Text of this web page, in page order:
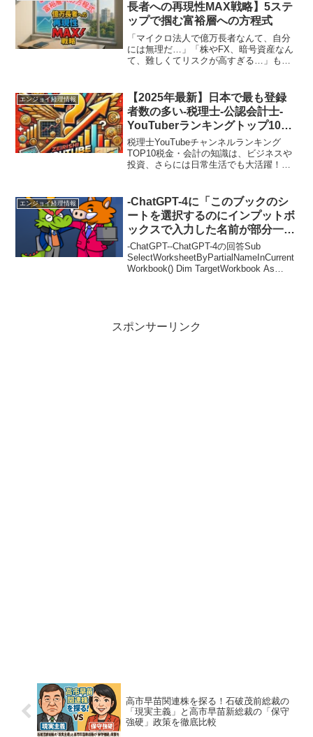
長者への再現性MAX戦略】5ステ
ップで掴む富裕層への方程式
「マイクロ法人で億万長者なんて、自分
には無理だ…」「株やFX、暗号資産なん
て、難しくてリスクが高すぎる…」もし
変える招待状」です。断言させてくださ
い。マイクロ法人こそが...
エンジョイ経理情報
【2025年最新】日本で最も登録
者数の多い-税理士-公認会計士-
YouTuberランキングトップ10～
1位は誰だ？～
税理士YouTubeチャンネルランキング
TOP10税金・会計の知識は、ビジネスや
投資、さらには日常生活でも大活躍！専
月10日時点の登録者数を基準に、10位
か...
エンジョイ経理情報
-ChatGPT-4に「このブックのシ
ートを選択するのにインプットボ
ックスで入力した名前が部分一致
した場合、そのシートを設定して
ください。」と頼んだら
-ChatGPT--ChatGPT-4の回答Sub
SelectWorksheetByPartialNameInCurrent
Workbook() Dim TargetWorkbook As
スポンサーリンク
高市早苗関連株を探る！石破茂前総裁の
「現実主義」と高市早苗新総裁の「保守
強硬」政策を徹底比較